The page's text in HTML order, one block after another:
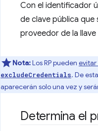
Con el identificador
de clave pública que
proveedor de la
Nota:Los RP pueden evitar
excludeCredentials. De
aparecerán solo una vez y
Determina el